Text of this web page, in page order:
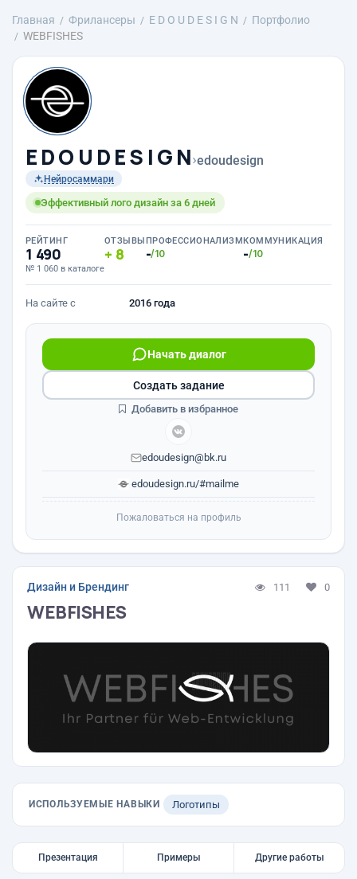
Главная Фрилансеры E D O U D E S I G N
Портфолио
WEBFISHES
E D O U D E S I G N›edoudesign
Нейросаммари
Эффективный лого дизайн за 6 дней
РЕЙТИНГ
1 490
№ 1 060 в каталоге
ОТЗЫВЫ
8
ПРОФЕССИОНАЛИЗМ
-/10
КОММУНИКАЦИЯ
-/10
На сайте с 2016 года
Начать диалог
edoudesign@bk.ru
edoudesign.ru/#mailme
Создать задание
Добавить в избранное
Пожаловаться на профиль
Дизайн и Брендинг 111 0
WEBFISHES
ИСПОЛЬЗУЕМЫЕ НАВЫКИ Логотипы
Презентация Примеры Другие работы